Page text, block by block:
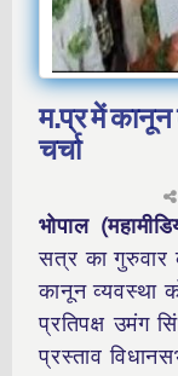
म.प्र में कानून
चर्चा
भोपाल
सत्र का
कानून व्यवस्था
प्रतिपक्ष उमंग
प्रस्ताव